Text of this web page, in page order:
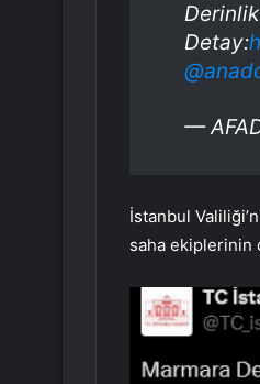
Detay:
—
İstanbul
saha ekiplerinin